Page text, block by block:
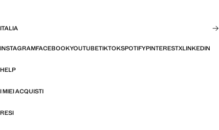
ITALIA
INSTAGRAMFACEBOOKYOUTUBETIKTOKSPOTIFYPINTERESTXLINKEDIN
HELP
I MIEI ACQUISTI
RESI